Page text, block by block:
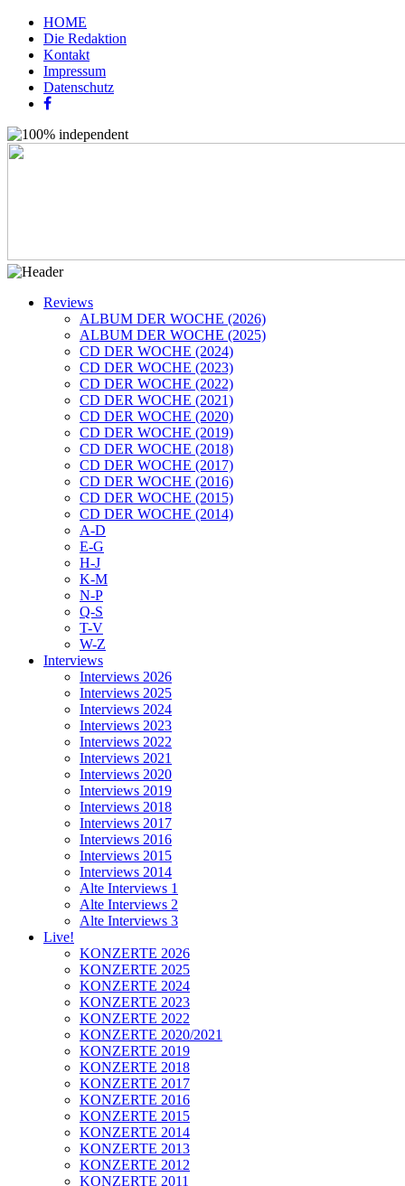
HOME
Die Redaktion
Kontakt
Impressum
Datenschutz
Reviews
ALBUM DER WOCHE (2026)
ALBUM DER WOCHE (2025)
CD DER WOCHE (2024)
CD DER WOCHE (2023)
CD DER WOCHE (2022)
CD DER WOCHE (2021)
CD DER WOCHE (2020)
CD DER WOCHE (2019)
CD DER WOCHE (2018)
CD DER WOCHE (2017)
CD DER WOCHE (2016)
CD DER WOCHE (2015)
CD DER WOCHE (2014)
A-D
E-G
H-J
K-M
N-P
Q-S
T-V
W-Z
Interviews
Interviews 2026
Interviews 2025
Interviews 2024
Interviews 2023
Interviews 2022
Interviews 2021
Interviews 2020
Interviews 2019
Interviews 2018
Interviews 2017
Interviews 2016
Interviews 2015
Interviews 2014
Alte Interviews 1
Alte Interviews 2
Alte Interviews 3
Live!
KONZERTE 2026
KONZERTE 2025
KONZERTE 2024
KONZERTE 2023
KONZERTE 2022
KONZERTE 2020/2021
KONZERTE 2019
KONZERTE 2018
KONZERTE 2017
KONZERTE 2016
KONZERTE 2015
KONZERTE 2014
KONZERTE 2013
KONZERTE 2012
KONZERTE 2011